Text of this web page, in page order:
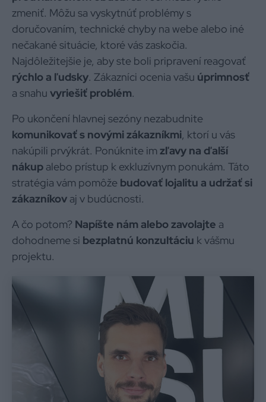
zmeniť. Môžu sa vyskytnúť problémy s
doručovaním, technické chyby na webe alebo iné
nečakané situácie, ktoré vás zaskočia.
Najdôležitejšie je, aby ste boli pripravení reagovať
rýchlo a ľudsky. Zákazníci ocenia vašu úprimnosť
a snahu vyriešiť problém.
Po ukončení hlavnej sezóny nezabudnite
komunikovať s novými zákazníkmi, ktorí u vás
nakúpili prvýkrát. Ponúknite im zľavy na ďalší
nákup alebo prístup k exkluzívnym ponukám. Táto
stratégia vám pomôže budovať lojalitu a udržať si
zákazníkov aj v budúcnosti.
A čo potom? Napíšte nám alebo zavolajte a
dohodneme si bezplatnú konzultáciu k vášmu
projektu.